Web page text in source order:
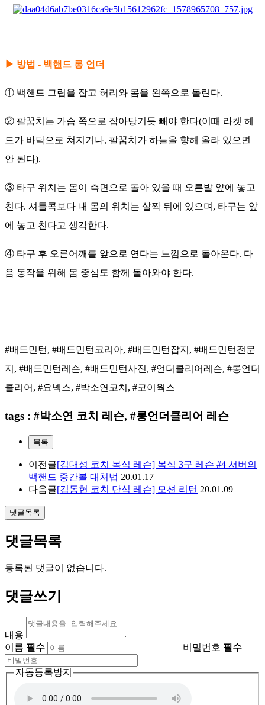
▶ 방법 - 백핸드 롱 언더
① 백핸드 그립을 잡고 허리와 몸을 왼쪽으로 돌린다.
② 팔꿈치는 가슴 쪽으로 잡아당기듯 빼야 한다(이때 라켓 헤
드가 바닥으로 쳐지거나, 팔꿈치가 하늘을 향해 올라 있으면
안 된다).
③ 타구 위치는 몸이 측면으로 돌아 있을 때 오른발 앞에 놓고
친다. 셔틀콕보다 내 몸의 위치는 살짝 뒤에 있으며, 타구는 앞
에 놓고 친다고 생각한다.
④ 타구 후 오른어깨를 앞으로 연다는 느낌으로 돌아온다. 다
음 동작을 위해 몸 중심도 함께 돌아와야 한다.
#배드민턴, #배드민턴코리아, #배드민턴잡지, #배드민턴전문
지, #배드민턴레슨, #배드민턴사진, #언더클리어레슨, #롱언더
클리어, #요넥스, #박소연코치, #코이웍스
tags : #박소연 코치 레슨, #롱언더클리어 레슨
목록
이전글[김대성 코치 복식 레슨] 복식 3구 레슨 #4 서버의
백핸드 중간볼 대처법 20.01.17
다음글[김동헌 코치 단식 레슨] 모션 리턴 20.01.09
댓글목록
댓글목록
등록된 댓글이 없습니다.
댓글쓰기
내용
이름 필수 비밀번호 필수
자동등록방지